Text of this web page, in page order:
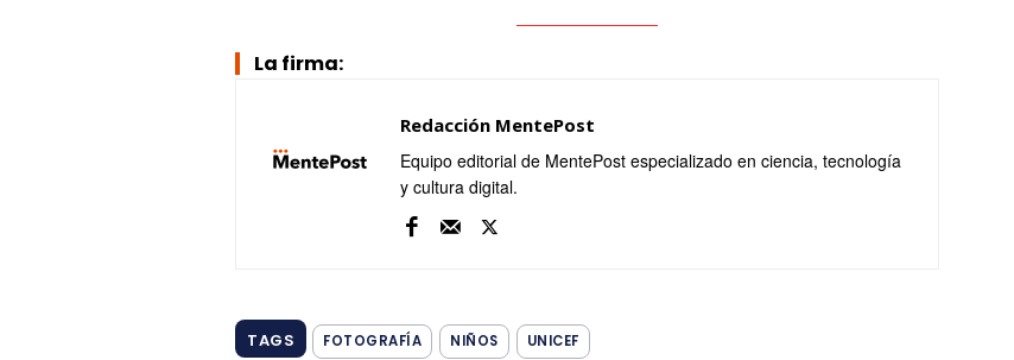
La firma:
Redacción MentePost
Equipo editorial de MentePost especializado en ciencia, tecnología
y cultura digital.
TAGS FOTOGRAFÍA NIÑOS UNICEF